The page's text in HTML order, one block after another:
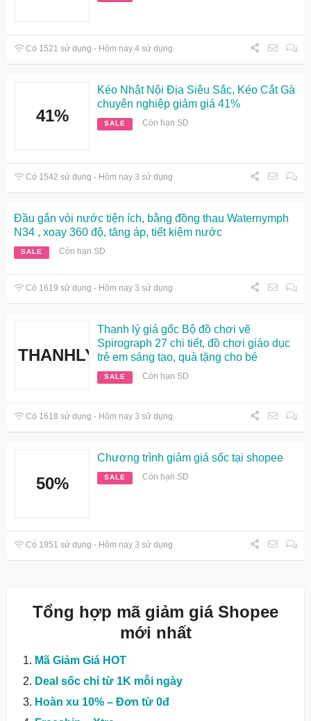
Có 1521 sử dụng - Hôm nay 4 sử dụng
41%
Kéo Nhật Nội Địa Siêu Sắc, Kéo Cắt Gà
chuyên nghiệp giảm giá 41%
SALE Còn hạn SD
Có 1542 sử dụng - Hôm nay 3 sử dụng
Đầu gắn vòi nước tiện ích, bằng đồng thau Waternymph
N34 , xoay 360 độ, tăng áp, tiết kiệm nước
SALE Còn hạn SD
Có 1619 sử dụng - Hôm nay 3 sử dụng
THANHLY
Thanh lý giá gốc Bộ đồ chơi vẽ
Spirograph 27 chi tiết, đồ chơi giáo dục
trẻ em sáng tạo, quà tặng cho bé
SALE Còn hạn SD
Có 1618 sử dụng - Hôm nay 3 sử dụng
50%
Chương trình giảm giá sốc tại shopee
SALE Còn hạn SD
Có 1951 sử dụng - Hôm nay 3 sử dụng
Tổng hợp mã giảm giá Shopee
mới nhất
Mã Giảm Giá HOT
Deal sốc chỉ từ 1K mỗi ngày
Hoàn xu 10% – Đơn từ 0đ